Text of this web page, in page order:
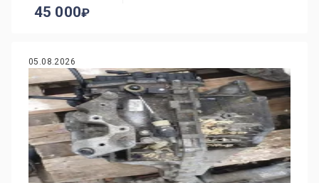
45 000
05.08.2026